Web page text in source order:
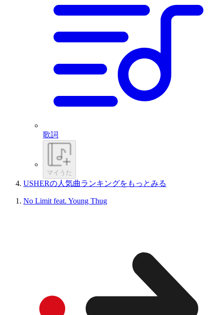
歌詞
マイうた
USHERの人気曲ランキングをもっとみる
No Limit feat. Young Thug